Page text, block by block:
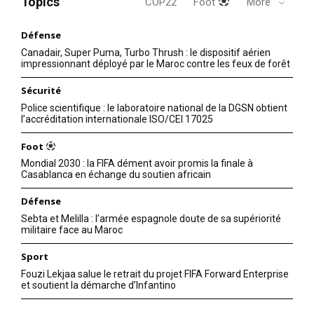
Défense
Canadair, Super Puma, Turbo Thrush : le dispositif aérien
impressionnant déployé par le Maroc contre les feux de forêt
Sécurité
Police scientifique : le laboratoire national de la DGSN obtient
l’accréditation internationale ISO/CEI 17025
Foot
Mondial 2030 : la FIFA dément avoir promis la finale à
Casablanca en échange du soutien africain
Défense
Sebta et Melilla : l’armée espagnole doute de sa supériorité
militaire face au Maroc
Sport
Fouzi Lekjaa salue le retrait du projet FIFA Forward Enterprise
et soutient la démarche d’Infantino